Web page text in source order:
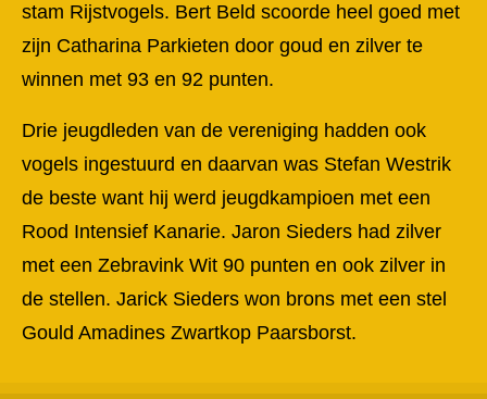
stam Rijstvogels. Bert Beld scoorde heel goed met
zijn Catharina Parkieten door goud en zilver te
winnen met 93 en 92 punten.
Drie jeugdleden van de vereniging hadden ook
vogels ingestuurd en daarvan was Stefan Westrik
de beste want hij werd jeugdkampioen met een
Rood Intensief Kanarie. Jaron Sieders had zilver
met een Zebravink Wit 90 punten en ook zilver in
de stellen. Jarick Sieders won brons met een stel
Gould Amadines Zwartkop Paarsborst.